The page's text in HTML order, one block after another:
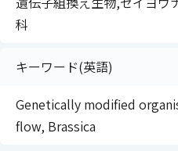
科
キーワード(英語)
Genetically modified
flow, Brassica